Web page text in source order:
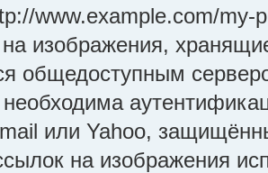
www.example.com/
изображения,
общедоступным
или Yahoo,
на изображения